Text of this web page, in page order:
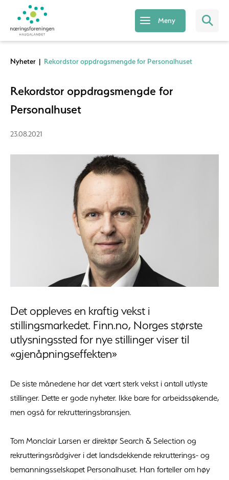
Meny
Nyheter | Rekordstor oppdragsmengde for Personalhuset
Rekordstor oppdragsmengde for
Personalhuset
23.08.2021
Det oppleves en kraftig vekst i
stillingsmarkedet. Finn.no, Norges største
utlysningssted for nye stillinger viser til
«gjenåpningseffekten»
De siste månedene har det vært sterk vekst i antall utlyste
stillinger. Dette er gode nyheter. Ikke bare for arbeidssøkende,
men også for rekrutteringsbransjen.
Tom Monclair Larsen er direktør Search & Selection og
rekrutteringsrådgiver i det landsdekkende rekrutterings- og
bemanningsselskapet Personalhuset. Han forteller om høy